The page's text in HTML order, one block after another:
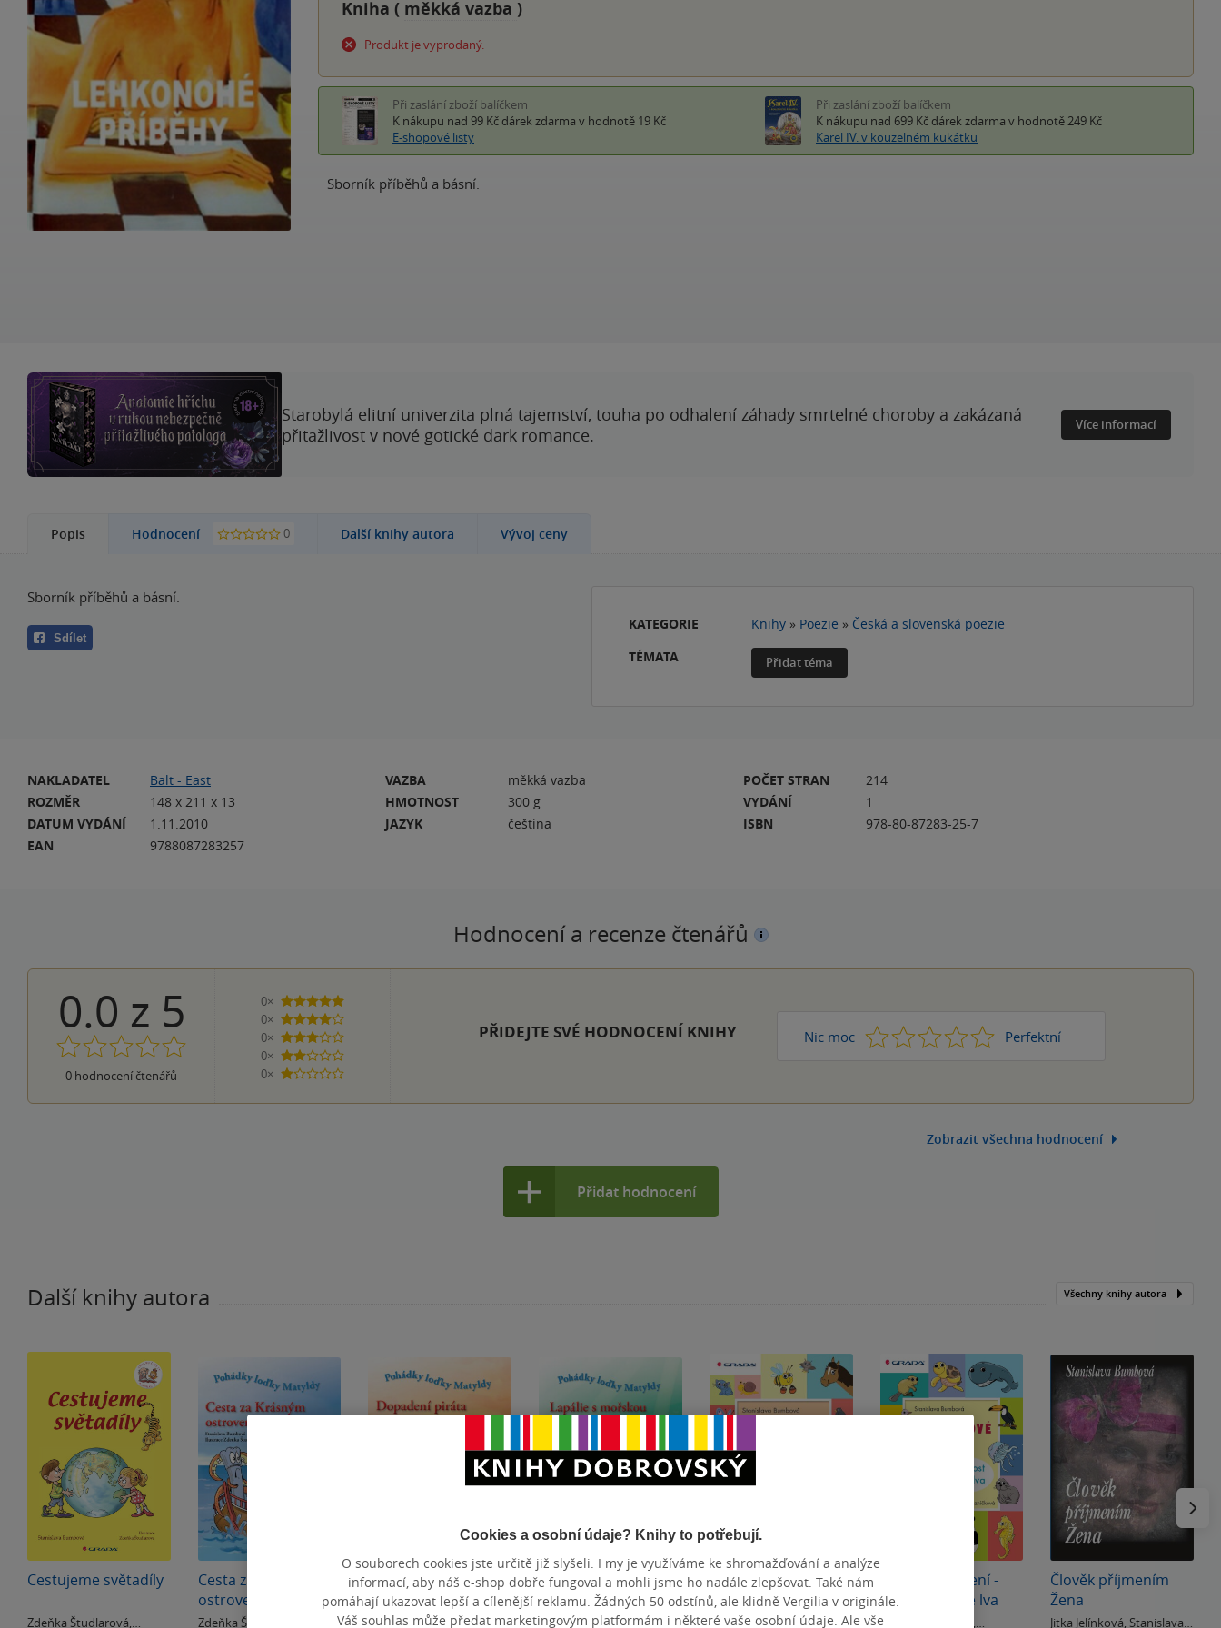
Kniha ( měkká vazba )
Produkt je vyprodaný.
Při zaslání zboží balíčkem
K nákupu nad 99 Kč dárek zdarma v hodnotě 19 Kč
E-shopové listy
Při zaslání zboží balíčkem
K nákupu nad 699 Kč dárek zdarma v hodnotě 249 Kč
Karel IV. v kouzelném kukátku
Sborník příběhů a básní.
Starobylá elitní univerzita plná tajemství, touha po odhalení záhady smrtelné choroby a zakázaná
přitažlivost v nové gotické dark romance.
Více informací
Popis Hodnocení 0 Další knihy autora Vývoj ceny
Sborník příběhů a básní.
Sdílet
KATEGORIE Knihy » Poezie » Česká a slovenská poezie
TÉMATA
Přidat téma
NAKLADATEL
Balt - East
ROZMĚR
148 x 211 x 13
DATUM VYDÁNÍ
1.11.2010
EAN
9788087283257
VAZBA
měkká vazba
HMOTNOST
300 g
JAZYK
čeština
POČET STRAN
214
VYDÁNÍ
1
ISBN
978-80-87283-25-7
Hodnocení a recenze čtenářů
0.0 z 5
0 hodnocení čtenářů
0×
5 hvězdiček
0×
4 hvězdičky
0×
3 hvězdičky
0×
2 hvězdičky
0×
1 hvezdička
PŘIDEJTE SVÉ HODNOCENÍ KNIHY Nic moc 1 2 3 4 Perfektní
5
Zobrazit všechna hodnocení
Přidat hodnocení
Další knihy autora Všechny knihy autora
Cestujeme světadíly
Zdeňka Študlarová,
Cesta za Krásným
ostrovem
Zdeňka Študlarová
Dopadení piráta
Hromburáce
Zdeňka Študlarová,
Lapálie s mořskou
pannou
Stanislava Bumbová
Obrázkové čtení -
Malé hrátky se
zvířátky
Petra Řezníčková,
Obrázkové čtení -
Slavnost krále lva
Petra Řezníčková ,
Člověk příjmením
Žena
Jitka Jelínková, Stanislava
Cookies a osobní údaje? Knihy to potřebují.
O souborech cookies jste určitě již slyšeli. I my je využíváme ke shromažďování a analýze
informací, aby náš e-shop dobře fungoval a mohli jsme ho nadále zlepšovat. Také nám
pomáhají ukazovat lepší a cílenější reklamu. Žádných 50 odstínů, ale klidně Vergilia v originále.
Váš souhlas může předat marketingovým platformám i některé vaše osobní údaje. Ale vše